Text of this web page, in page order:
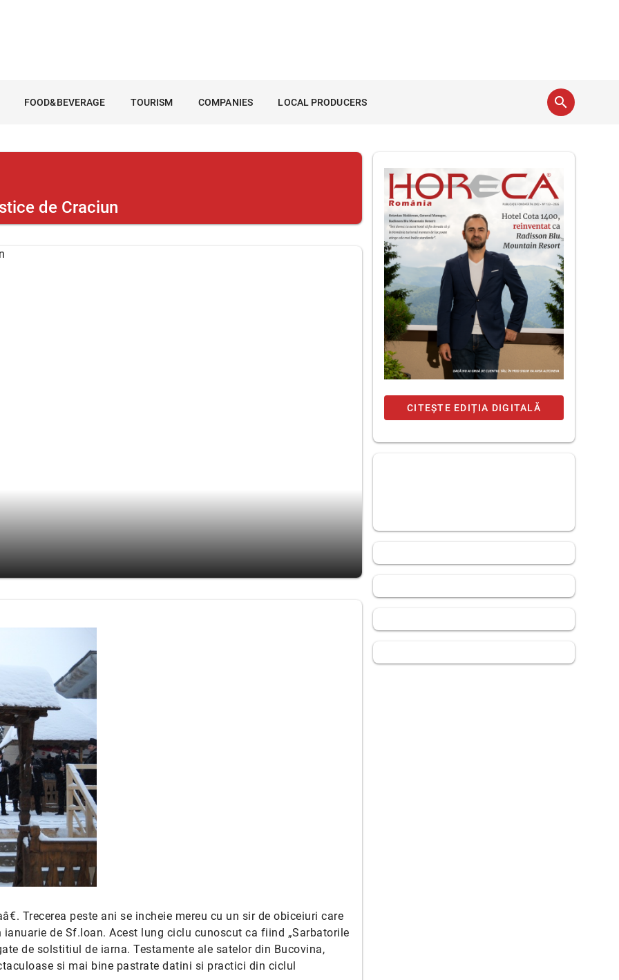
FOOD&BEVERAGE TOURISM COMPANIES LOCAL PRODUCERS search
de Craciun
Trecerea peste ani se incheie mereu cu un sir de obiceiuri care
de Sf.Ioan. Acest lung ciclu cunoscut ca fiind „Sarbatorile
de solstitiul de iarna. Testamente ale satelor din Bucovina,
si mai bine pastrate datini si practici din ciclul
CITEȘTE EDIȚIA DIGITALĂ